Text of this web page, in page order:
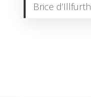
Brice d’Illfurth